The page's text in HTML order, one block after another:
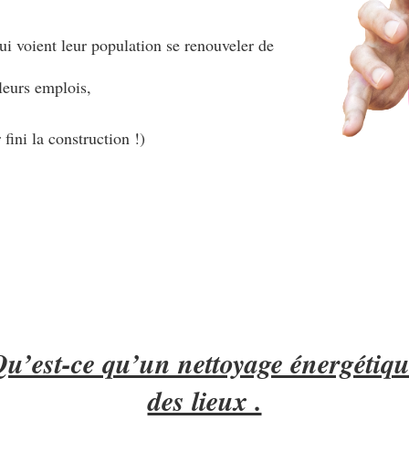
voient leur population se renouveler de
emplois,
fini la construction !)
ce qu’un nettoyage
des lieux .